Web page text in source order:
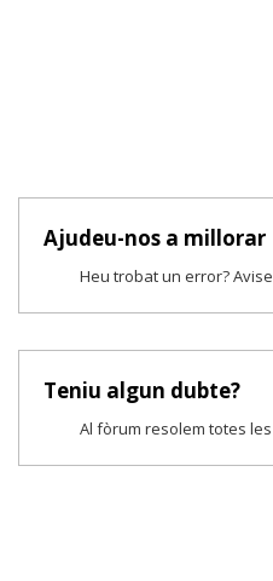
Ajudeu-nos a millorar
Heu trobat un error?
Teniu algun dubte?
Al fòrum resolem totes